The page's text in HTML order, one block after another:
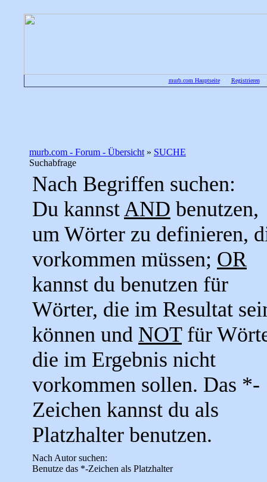
murb.com Hauptseite• Registrieren
murb.com - Forum - Übersicht » SUCHE
Suchabfrage
Nach Begriffen suchen:
Du kannstAND benutzen,
um Wörter zu definieren,
vorkommen müssen; OR
kannst du benutzen für
Wörter, die im Resultat
können und NOTfür
die im Ergebnis nicht
vorkommen sollen. Das *-
Zeichen kannst du als
Platzhalter benutzen.
Nach Autor suchen:
Benutze das *-Zeichen als Platzhalter